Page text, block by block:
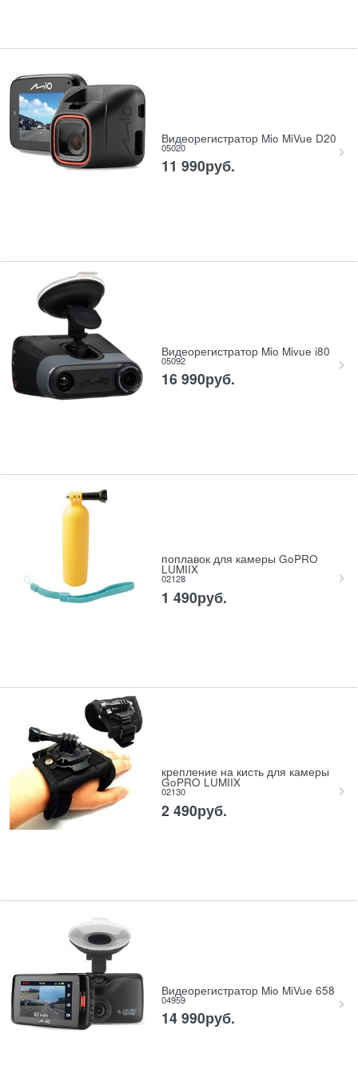
Видеорегистратор Mio MiVue D20
05020
11 990руб.
Видеорегистратор Mio Mivue i80
05092
16 990руб.
поплавок для камеры GoPRO
LUMIIX
02128
1 490руб.
крепление на кисть для камеры
GoPRO LUMIIX
02130
2 490руб.
Видеорегистратор Mio MiVue 658
04959
14 990руб.